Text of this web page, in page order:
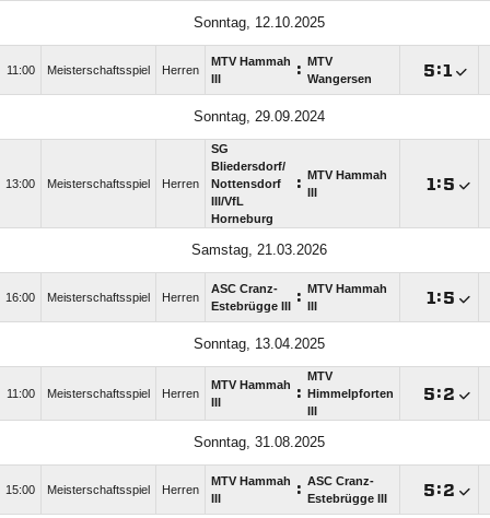
Sonntag, 12.10.2025
11:00 Meisterschaftsspiel Herren
MTV Hammah :
MTV
Wangersen
:
Sonntag, 29.09.2024
13:00 Meisterschaftsspiel Herren
SG
Bliedersdorf/​
Nottensdorf
III/​VfL
Horneburg
:
MTV Hammah
:
Samstag, 21.03.2026
16:00 Meisterschaftsspiel Herren
ASC Cranz-
Estebrügge III
:
MTV Hammah
:
Sonntag, 13.04.2025
11:00 Meisterschaftsspiel Herren
MTV Hammah :
MTV
Himmelpforten
:
Sonntag, 31.08.2025
15:00 Meisterschaftsspiel Herren
MTV Hammah : ASC Cranz-
Estebrügge III
: